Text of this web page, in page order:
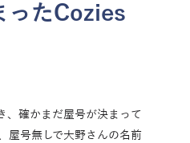
ったCozies
、確かまだ屋号が決まって
屋号無しで大野さんの名前